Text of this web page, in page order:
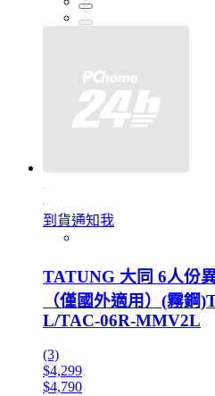
到貨通知我
TATUNG 大同 6人份
（僅國外適用）(霧鋼
L/TAC-06R-MMV2L
(3)
$4,299
$4,790